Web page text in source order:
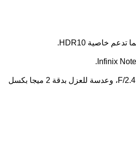
تتكون الكاميرا الخلفية من ثلاث عدسات: العدسة الأساسية بدقة 64 ميجا بكسل وفتحة عدسة F/1.8، بالإضافة إلى عدسة ماكرو بدقة 2 ميجا بكسل وفتحة عدسة F/2.4، وعدسة للعزل بدقة 2 ميجا بكسل